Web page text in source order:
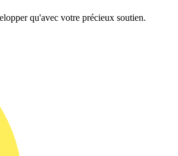
qu'avec votre précieux soutien.